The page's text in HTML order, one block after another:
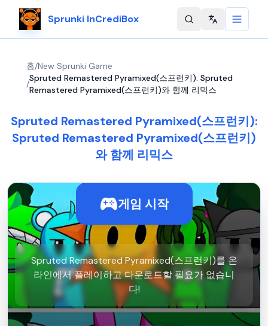
Sprunki InCrediBox Change
홈/New Sprunki Game
/
Spruted Remastered Pyramixed(스프런키): Spruted
Remastered Pyramixed(스프런키)와 함께 리믹스
Spruted Remastered Pyramixed(스프런키):
Spruted Remastered Pyramixed(스프런키)
와 함께 리믹스
게임 시작
Spruted Remastered Pyramixed(스프런키)를 온
라인에서 플레이하고 다운로드할 필요가 없습니
다!